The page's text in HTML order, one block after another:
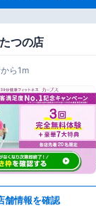
つの店
ら1m
舗情報を確認